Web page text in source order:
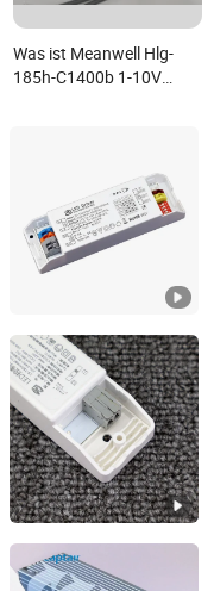
Was ist Meanwell Hlg-
185h-C1400b 1-10V
Zhongshan Zhishuo
Guangdong, China
Zhongshan Zhishuo
Guangdong, China
Hangzhou Captain